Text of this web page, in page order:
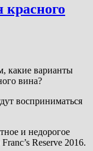
какие варианты
вина?
восприниматься
и недорогое
Reserve 2016.